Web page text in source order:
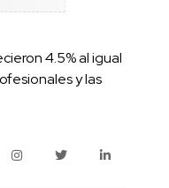
4.5% al igual
y las